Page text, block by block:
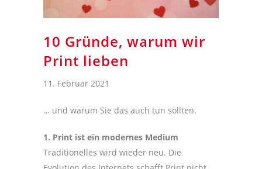
10 Gründe, warum wir
Print lieben
11. Februar 2021
… und warum Sie das auch tun sollten.
1. Print ist ein modernes Medium
Traditionelles wird wieder neu. Die